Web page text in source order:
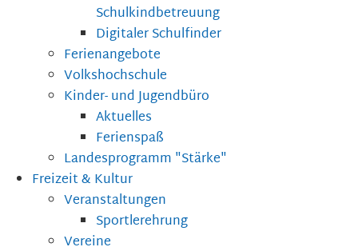
Schulkindbetreuung
Digitaler Schulfinder
Ferienangebote
Volkshochschule
Kinder- und Jugendbüro
Aktuelles
Ferienspaß
Landesprogramm "Stärke"
Freizeit & Kultur
Veranstaltungen
Sportlerehrung
Vereine